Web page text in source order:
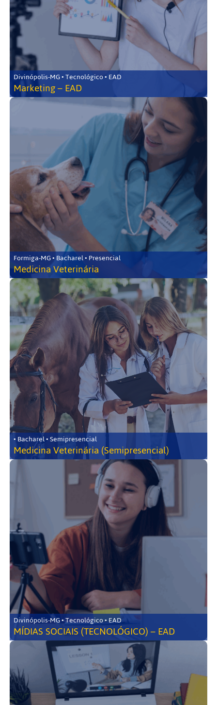
Divinópolis-MG • Tecnológico • EAD
Marketing – EAD
Formiga-MG • Bacharel • Presencial
Medicina Veterinária
• Bacharel • Semipresencial
Medicina Veterinária (Semipresencial)
Divinópolis-MG • Tecnológico • EAD
MÍDIAS SOCIAIS (TECNOLÓGICO) – EAD